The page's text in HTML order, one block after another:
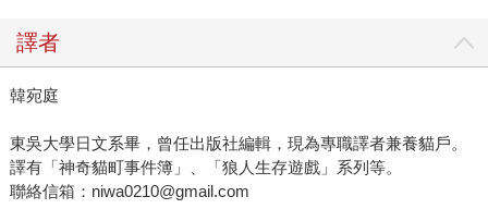
譯者
韓宛庭
東吳大學日文系畢，曾任出版社編輯，現為專職譯者兼養貓戶。
譯有「神奇貓町事件簿」、「狼人生存遊戲」系列等。
聯絡信箱：niwa0210@gmail.com